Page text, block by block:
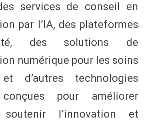
services de conseil en
par l’IA, des plateformes
des solutions de
numérique pour les soins
d’autres technologies
pour améliorer
soutenir l’innovation et